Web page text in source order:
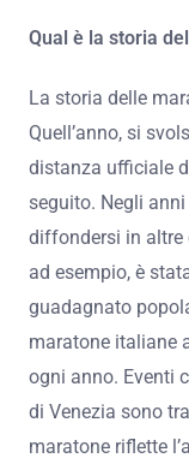
Qual è la storia
La storia delle
Quell’anno, si
distanza ufficiale
seguito. Negli
diffondersi in altre
ad esempio, è
guadagnato
maratone italiane
ogni anno. Eventi
di Venezia sono
maratone riflette